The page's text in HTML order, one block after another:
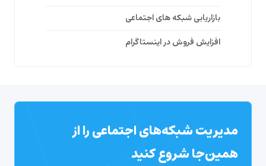
بازاریابی شبکه های اجتماعی
افزایش فروش در اینستاگرام
مدیریت شبکه‌های اجتماعی را از
همین‌جا شروع کنید